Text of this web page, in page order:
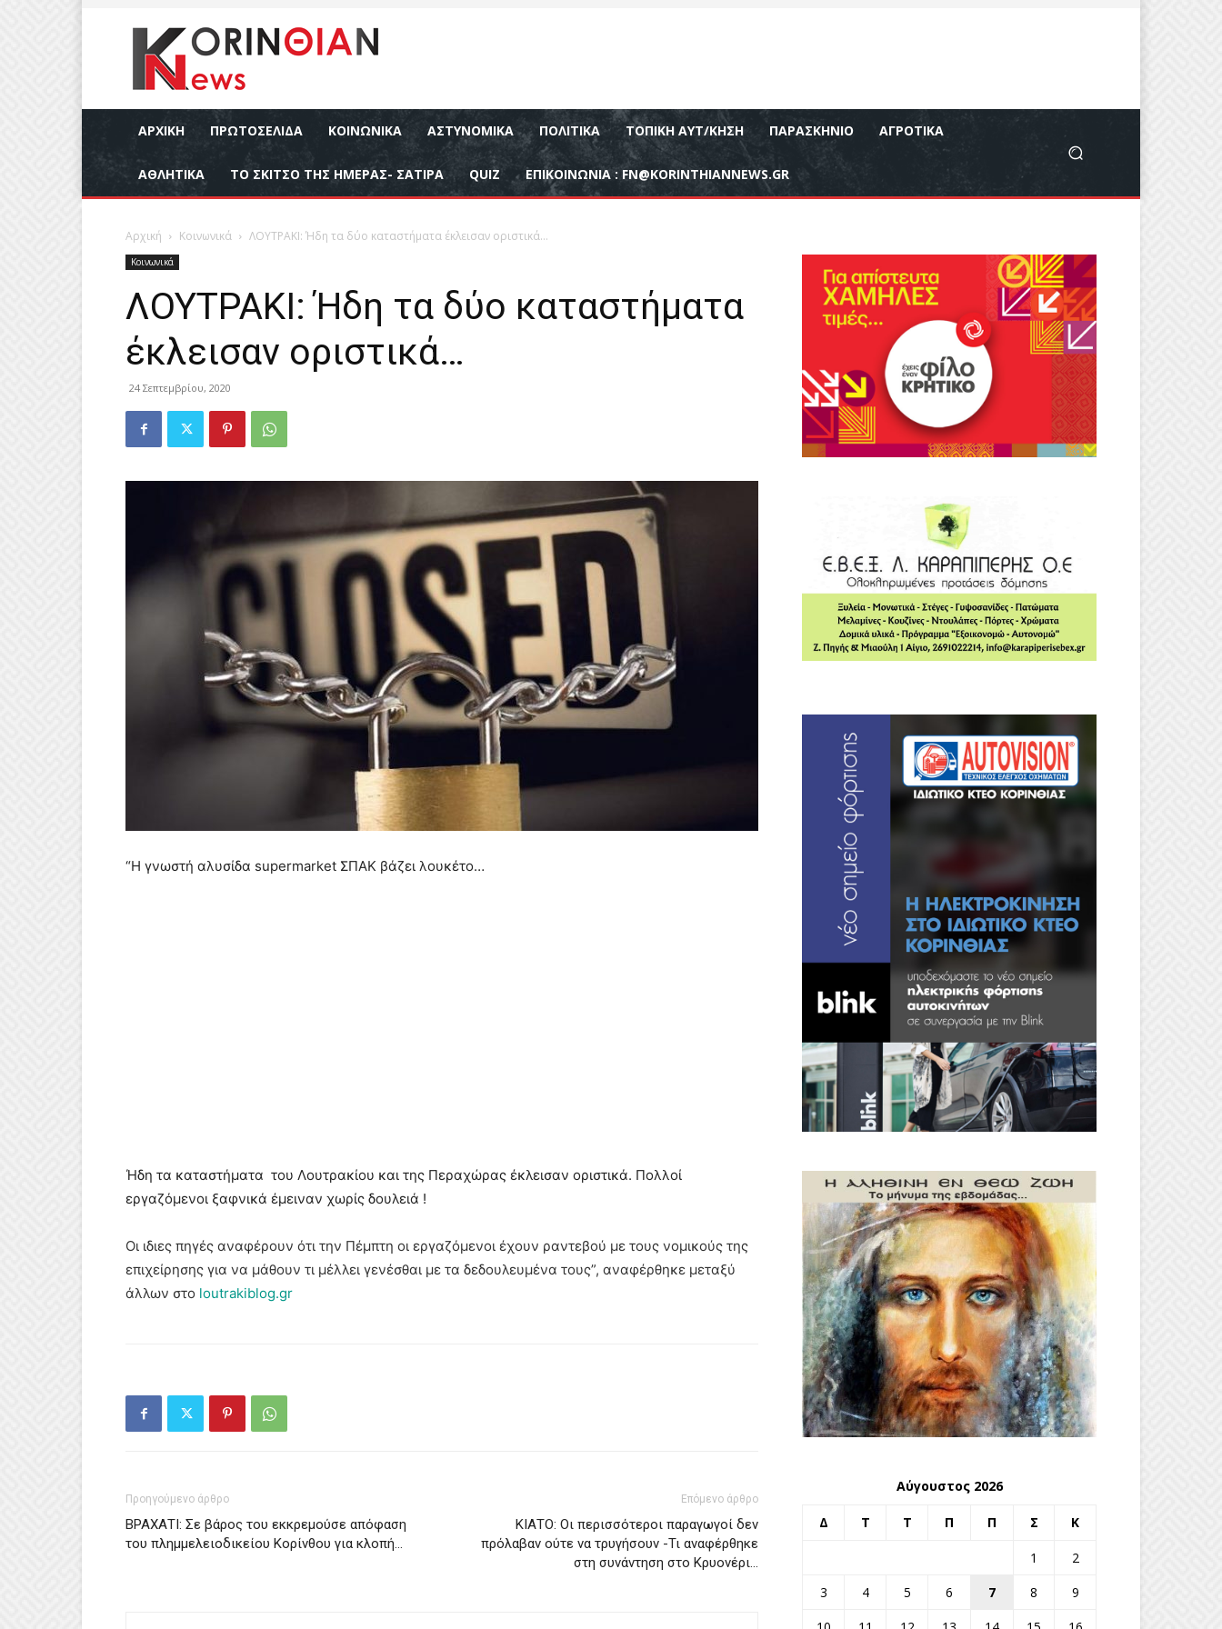
ΑΡΧΙΚΉ ΠΡΩΤΟΣΕΛΙΔΑ ΚΟΙΝΩΝΙΚΆ ΑΣΤΥΝΟΜΙΚΆ ΠΟΛΙΤΙΚΆ ΤΟΠΙΚΉ ΑΥΤ/ΚΗΣΗ ΠΑΡΑΣΚΉΝΙΟ ΑΓΡΟΤΙΚΆ
ΑΘΛΗΤΙΚΆ ΤΟ ΣΚΙΤΣΟ ΤΗΣ ΗΜΕΡΑΣ- ΣΑΤΙΡΑ QUIZ ΕΠΙΚΟΙΝΩΝΊΑ : FN@KORINTHIANNEWS.GR
Αρχική Κοινωνικά ΛΟΥΤΡΑΚΙ: Ήδη τα δύο καταστήματα έκλεισαν οριστικά…
Κοινωνικά
ΛΟΥΤΡΑΚΙ: Ήδη τα δύο καταστήματα
έκλεισαν οριστικά…
24 Σεπτεμβρίου, 2020
“Η γνωστή αλυσίδα supermarket ΣΠΑΚ βάζει λουκέτο…
Ήδη τα καταστήματα του Λουτρακίου και της Περαχώρας έκλεισαν οριστικά. Πολλοί
εργαζόμενοι ξαφνικά έμειναν χωρίς δουλειά !
Οι ιδιες πηγές αναφέρουν ότι την Πέμπτη οι εργαζόμενοι έχουν ραντεβού με τους νομικούς της
επιχείρησης για να μάθουν τι μέλλει γενέσθαι με τα δεδουλευμένα τους”, αναφέρθηκε μεταξύ
άλλων στο loutrakiblog.gr
Προηγούμενο άρθρο
ΒΡΑΧΑΤΙ: Σε βάρος του εκκρεμούσε απόφαση
του πλημμελειοδικείου Κορίνθου για κλοπή…
Επόμενο άρθρο
ΚΙΑΤΟ: Οι περισσότεροι παραγωγοί δεν
πρόλαβαν ούτε να τρυγήσουν -Τι αναφέρθηκε
στη συνάντηση στο Κρυονέρι…
Αύγουστος 2026
Δ Τ Τ Π Π Σ Κ
1
2
3
4 5 6 7 8
9